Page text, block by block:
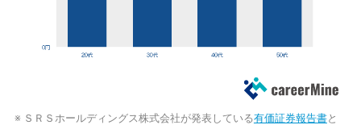
※ ＳＲＳホールディングス株式会社が発表している有価証券報告書と